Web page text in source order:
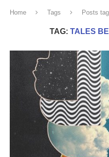
Home Tags Posts
TAG: TALES